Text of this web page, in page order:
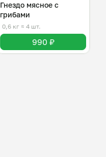
Гнездо мясное с
грибами
0,6 кг ≈ 4 шт.
990 ₽